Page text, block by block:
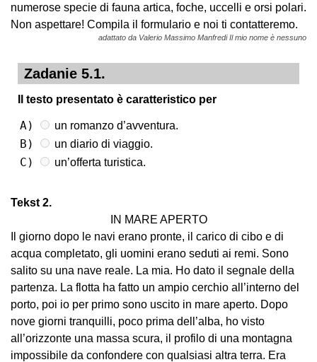
numerose specie di fauna artica, foche, uccelli e orsi polari.
Non aspettare! Compila il formulario e noi ti contatteremo.
adattato da Valerio Massimo Manfredi Il mio nome è nessuno
Zadanie 5.1.
Il testo presentato è caratteristico per
A) un romanzo d’avventura.
B) un diario di viaggio.
C) un’offerta turistica.
Tekst 2.
IN MARE APERTO
Il giorno dopo le navi erano pronte, il carico di cibo e di
acqua completato, gli uomini erano seduti ai remi. Sono
salito su una nave reale. La mia. Ho dato il segnale della
partenza. La flotta ha fatto un ampio cerchio all’interno del
porto, poi io per primo sono uscito in mare aperto. Dopo
nove giorni tranquilli, poco prima dell’alba, ho visto
all’orizzonte una massa scura, il profilo di una montagna
impossibile da confondere con qualsiasi altra terra. Era